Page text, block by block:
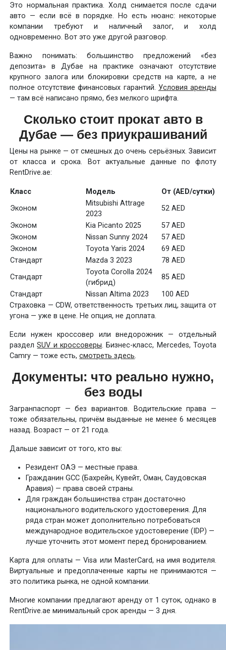
Это нормальная практика. Холд снимается после сдачи
авто — если всё в порядке. Но есть нюанс: некоторые
компании требуют и наличный залог, и холд
одновременно. Вот это уже другой разговор.
Важно понимать: большинство предложений «без
депозита» в Дубае на практике означают отсутствие
крупного залога или блокировки средств на карте, а не
полное отсутствие финансовых гарантий. Условия аренды
— там всё написано прямо, без мелкого шрифта.
Сколько стоит прокат авто в
Дубае — без приукрашиваний
Цены на рынке — от смешных до очень серьёзных. Зависит
от класса и срока. Вот актуальные данные по флоту
RentDrive.ae:
Класс Модель
От (AED/сутки)
Эконом
Mitsubishi Attrage
2023
52 AED
Эконом
Kia Picanto 2025
57 AED
Эконом
Nissan Sunny 2024
57 AED
Эконом
Toyota Yaris 2024
69 AED
Стандарт
Mazda 3 2023
78 AED
Стандарт
Toyota Corolla 2024
(гибрид)
85 AED
Стандарт
Nissan Altima 2023
100 AED
Страховка — CDW, ответственность третьих лиц, защита от
угона — уже в цене. Не опция, не доплата.
Если нужен кроссовер или внедорожник — отдельный
разделSUV и кроссоверы. Бизнес-класс, Mercedes, Toyota
Camry — тоже есть,смотреть здесь.
Документы: что реально нужно,
без воды
Загранпаспорт — без вариантов. Водительские права —
тоже обязательны, причём выданные не менее 6 месяцев
назад. Возраст — от 21 года.
Дальше зависит от того, кто вы:
Резидент ОАЭ — местные права.
Гражданин GCC (Бахрейн, Кувейт, Оман, Саудовская
Аравия) — права своей страны.
Для граждан большинства стран достаточно
национального водительского удостоверения. Для
ряда стран может дополнительно потребоваться
международное водительское удостоверение (IDP) —
лучше уточнить этот момент перед бронированием.
Карта для оплаты — Visa или MasterCard, на имя водителя.
Виртуальные и предоплаченные карты не принимаются —
это политика рынка, не одной компании.
Многие компании предлагают аренду от 1 суток, однако в
RentDrive.ae минимальный срок аренды — 3 дня.